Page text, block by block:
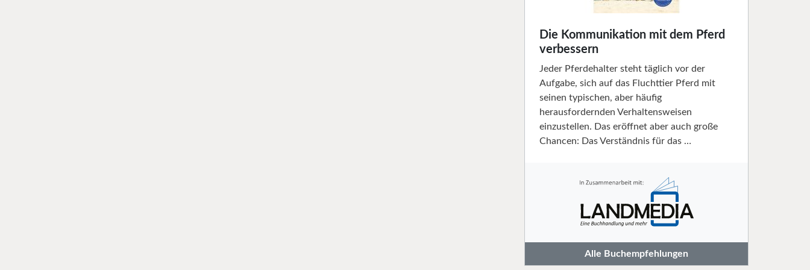
Die Kommunikation mit dem Pferd
verbessern
Jeder Pferdehalter steht täglich vor der
Aufgabe, sich auf das Fluchttier Pferd mit
seinen typischen, aber häufig
herausfordernden Verhaltensweisen
einzustellen. Das eröffnet aber auch große
Chancen: Das Verständnis für das …
Alle Buchempfehlungen